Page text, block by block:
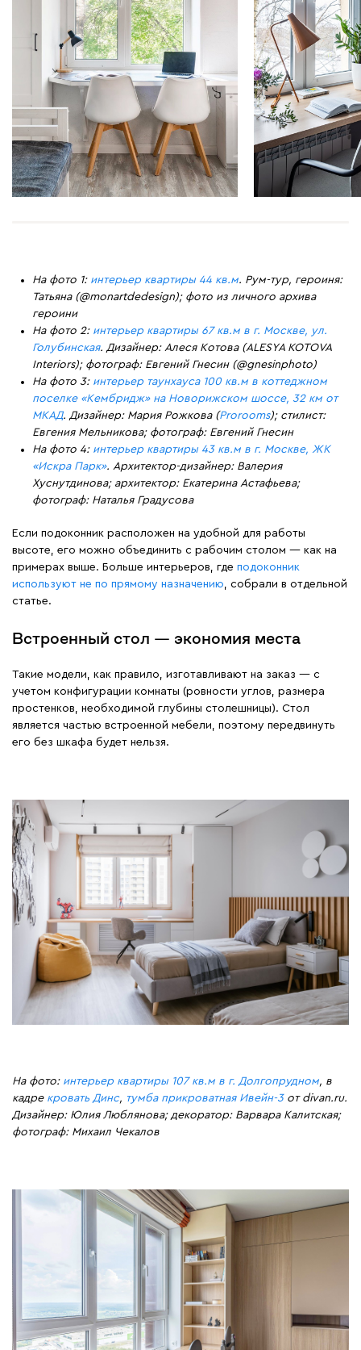
На фото 1: интерьер квартиры 44 кв.м. Рум-тур, героиня:
Татьяна (@monartdedesign); фото из личного архива
героини
На фото 2: интерьер квартиры 67 кв.м в г. Москве, ул.
Голубинская. Дизайнер: Алеся Котова (ALESYA KOTOVA
Interiors); фотограф: Евгений Гнесин (@gnesinphoto)
На фото 3: интерьер таунхауса 100 кв.м в коттеджном
поселке «Кембридж» на Новорижском шоссе, 32 км от
МКАД. Дизайнер: Мария Рожкова (Prorooms); стилист:
Евгения Мельникова; фотограф: Евгений Гнесин
На фото 4: интерьер квартиры 43 кв.м в г. Москве, ЖК
«Искра Парк». Архитектор-дизайнер: Валерия
Хуснутдинова; архитектор: Екатерина Астафьева;
фотограф: Наталья Градусова
Если подоконник расположен на удобной для работы
высоте, его можно объединить с рабочим столом — как на
примерах выше. Больше интерьеров, где подоконник
используют не по прямому назначению, собрали в отдельной
статье.
Встроенный стол — экономия места
Такие модели, как правило, изготавливают на заказ — с
учетом конфигурации комнаты (ровности углов, размера
простенков, необходимой глубины столешницы). Стол
является частью встроенной мебели, поэтому передвинуть
его без шкафа будет нельзя.
На фото: интерьер квартиры 107 кв.м в г. Долгопрудном, в
кадре кровать Динс, тумба прикроватная Ивейн-3от divan.ru.
Дизайнер: Юлия Люблянова; декоратор: Варвара Калитская;
фотограф: Михаил Чекалов